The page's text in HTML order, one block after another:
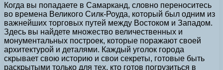
Когда вы попадаете в Самарканд, словно переноситесь
во времена Великого Силк-Роуда, который был одним из
важнейших торговых путей между Востоком и Западом.
Здесь вы найдете множество величественных и
монументальных построек, которые поражают своей
архитектурой и деталями. Каждый уголок города
скрывает свою историю и свои секреты, готовые быть
раскрытыми только для тех, кто готов погрузиться в